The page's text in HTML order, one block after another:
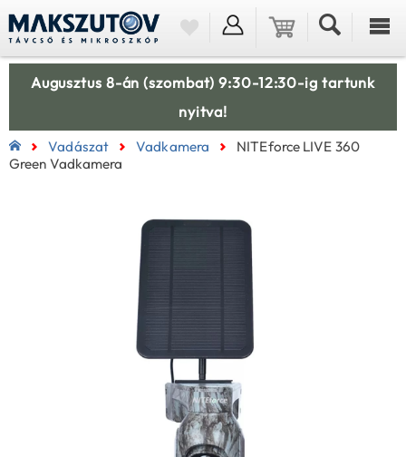
Augusztus 8-án (szombat) 9:30-12:30-ig tartunk
nyitva!
Vadászat Vadkamera
NITEforce LIVE 360
Green Vadkamera